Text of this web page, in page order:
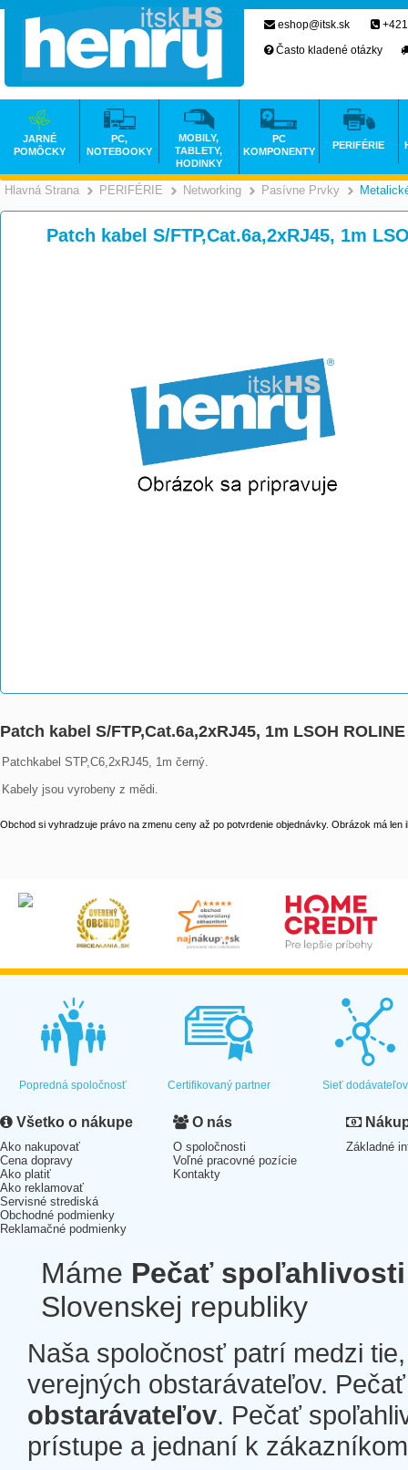
Hlavná Strana >
PERIFÉRIE >
Networking >
Pasívne Prvky
Patch kabel S/FTP,Cat.6a,2xRJ45, 1m
Patch kabel S/FTP,Cat.6a,2xRJ45, 1m LSOH
Patchkabel STP,C6,2xRJ45, 1m černý.
Kabely jsou vyrobeny z mědi.
Obchod si vyhradzuje právo na zmenu ceny až po potvrdenie objednávky. Obrázok má len
eshop@itsk.sk
Často kladené otázky
JARNÉ
POMÔCKY
PC,
NOTEBOOKY
MOBILY,
TABLETY,
HODINKY
PC
KOMPONENTY
PERIFÉRIE
Popredná spoločnosť Certifikovaný partner Sieť dodávateľov
Všetko o nákupe
Ako nakupovať
Cena dopravy
Ako platiť
Ako reklamovať
Servisné strediská
Obchodné podmienky
Reklamačné podmienky
O nás
O spoločnosti
Voľné pracovné pozície
Kontakty
Základné
Máme Pečať spoľahlivosti
Slovenskej republiky
Naša spoločnosť patrí medzi
verejných obstarávateľov.
obstarávateľov. Pečať
prístupe a jednaní k